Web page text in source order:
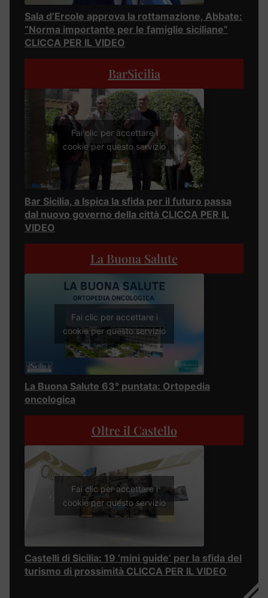
Sala d’Ercole approva la rottamazione, Abbate:
“Norma importante per le famiglie siciliane”
CLICCA PER IL VIDEO
BarSicilia
Fai clic per accettare i
cookie per questo servizio
Bar Sicilia, a Ispica la sfida per il futuro passa
dal nuovo governo della città CLICCA PER IL
VIDEO
La Buona Salute
Fai clic per accettare i
cookie per questo servizio
La Buona Salute 63° puntata: Ortopedia
oncologica
Oltre il Castello
Fai clic per accettare i
cookie per questo servizio
Castelli di Sicilia: 19 ‘mini guide’ per la sfida del
turismo di prossimità CLICCA PER IL VIDEO